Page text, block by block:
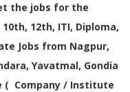
the jobs for the
12th, ITI, Diploma,
Jobs from Nagpur,
Yavatmal, Gondia
( Company / Institute